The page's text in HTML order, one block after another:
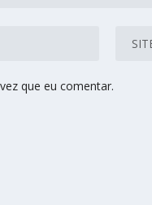
que eu comentar.